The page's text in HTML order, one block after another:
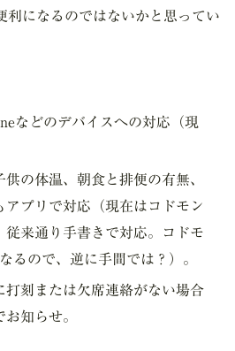
利になるのではないかと思ってい
などのデバイスへの対応（現
の体温、朝食と排便の有無、
アプリで対応（現在はコドモン
従来通り手書きで対応。コドモ
るので、逆に手間では？）。
打刻または欠席連絡がない場合
知らせ。